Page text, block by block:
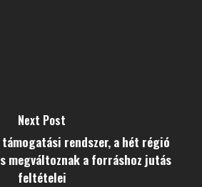
Next Post
rendszer, a hét régió
megváltoznak a forráshoz jutás
feltételei